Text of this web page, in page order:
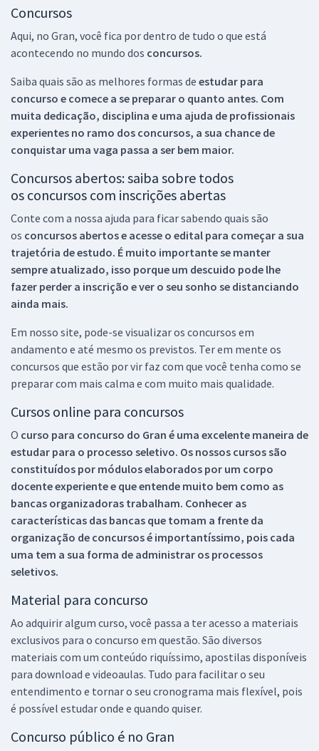
Concursos
Aqui, no Gran, você fica por dentro de tudo o que está
acontecendo no mundo dos concursos.
Saiba quais são as melhores formas de estudar para
concurso e comece a se preparar o quanto antes. Com
muita dedicação, disciplina e uma ajuda de profissionais
experientes no ramo dos concursos, a sua chance de
conquistar uma vaga passa a ser bem maior.
Concursos abertos: saiba sobre todos
os concursos com inscrições abertas
Conte com a nossa ajuda para ficar sabendo quais são
os concursos abertos e acesse o edital para começar a sua
trajetória de estudo. É muito importante se manter
sempre atualizado, isso porque um descuido pode lhe
fazer perder a inscrição e ver o seu sonho se distanciando
ainda mais.
Em nosso site, pode-se visualizar os concursos em
andamento e até mesmo os previstos. Ter em mente os
concursos que estão por vir faz com que você tenha como se
preparar com mais calma e com muito mais qualidade.
Cursos online para concursos
O curso para concurso do Gran é uma excelente maneira de
estudar para o processo seletivo. Os nossos cursos são
constituídos por módulos elaborados por um corpo
docente experiente e que entende muito bem como as
bancas organizadoras trabalham. Conhecer as
características das bancas que tomam a frente da
organização de concursos é importantíssimo, pois cada
uma tem a sua forma de administrar os processos
seletivos.
Material para concurso
Ao adquirir algum curso, você passa a ter acesso a materiais
exclusivos para o concurso em questão. São diversos
materiais com um conteúdo riquíssimo, apostilas disponíveis
para download e videoaulas. Tudo para facilitar o seu
entendimento e tornar o seu cronograma mais flexível, pois
é possível estudar onde e quando quiser.
Concurso público é no Gran